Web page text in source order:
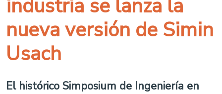
industria se lanza la
nueva versión de Simin
Usach
El histórico Simposium de Ingeniería en